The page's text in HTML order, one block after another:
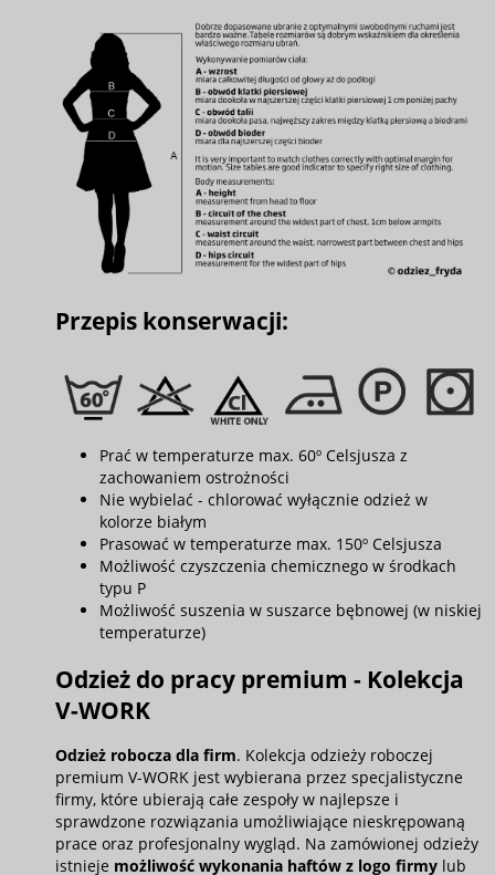
Przepis konserwacji:
Prać w temperaturze max. 60º Celsjusza z
zachowaniem ostrożności
Nie wybielać - chlorować wyłącznie odzież w
kolorze białym
Prasować w temperaturze max. 150º Celsjusza
Możliwość czyszczenia chemicznego w środkach
typu P
Możliwość suszenia w suszarce bębnowej (w niskiej
temperaturze)
Odzież do pracy premium - Kolekcja
V-WORK
Odzież robocza dla firm. Kolekcja odzieży roboczej
premium V-WORK jest wybierana przez specjalistyczne
firmy, które ubierają całe zespoły w najlepsze i
sprawdzone rozwiązania umożliwiające nieskrępowaną
prace oraz profesjonalny wygląd. Na zamówionej odzieży
istnieje możliwość wykonania haftów z logo firmy lub